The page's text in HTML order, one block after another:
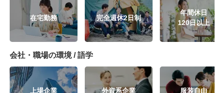
在宅勤務 完全週休2日制
年間休日
120日以上
会社・職場の環境 / 語学
上場企業 外資系企業 服装自由